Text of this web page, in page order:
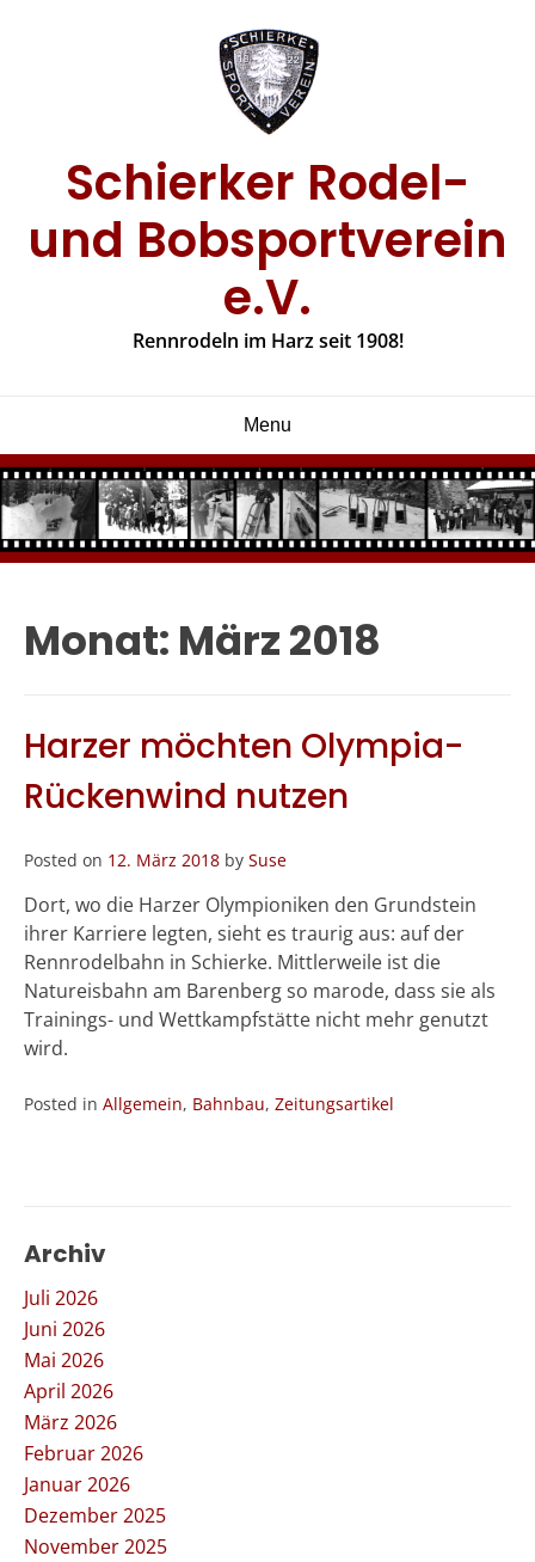
Schierker Rodel-
und Bobsportverein
e.V.
Rennrodeln im Harz seit 1908!
Menu
Monat: März 2018
Harzer möchten Olympia-
Rückenwind nutzen
Posted on 12. März 2018 by Suse
Dort, wo die Harzer Olympioniken den Grundstein
ihrer Karriere legten, sieht es traurig aus: auf der
Rennrodelbahn in Schierke. Mittlerweile ist die
Natureisbahn am Barenberg so marode, dass sie als
Trainings- und Wettkampfstätte nicht mehr genutzt
wird.
Posted in Allgemein, Bahnbau, Zeitungsartikel
Archiv
Juli 2026
Juni 2026
Mai 2026
April 2026
März 2026
Februar 2026
Januar 2026
Dezember 2025
November 2025